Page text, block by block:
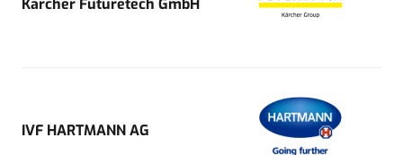
Kärcher Futuretech GmbH
IVF HARTMANN AG